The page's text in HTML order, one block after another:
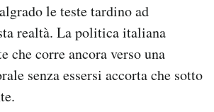
aiuto?
le teste tardino ad
realtà. La politica italiana
che corre ancora verso una
senza essersi accorta che sotto